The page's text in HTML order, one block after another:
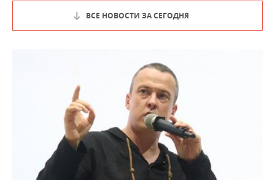
ВСЕ НОВОСТИ ЗА СЕГОДНЯ